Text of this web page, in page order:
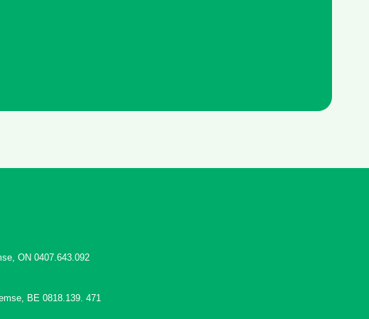
ON 0407.643.092
BE 0818.139. 471